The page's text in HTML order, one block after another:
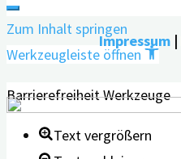
Impressum |
Zum Inhalt springen
Werkzeugleiste öffnen
Barrierefreiheit Werkzeuge
Text vergrößern